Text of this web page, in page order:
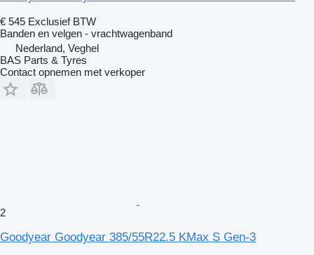
€ 545 Exclusief BTW
Banden en velgen - vrachtwagenband
Nederland, Veghel
BAS Parts & Tyres
Contact opnemen met verkoper
2
Goodyear Goodyear 385/55R22.5 KMax S Gen-3